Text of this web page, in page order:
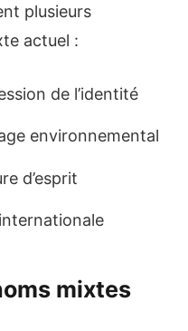
plusieurs
actuel :
de l’identité
environnemental
d’esprit
mixtes